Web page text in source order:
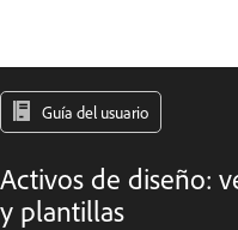
Guía del usuario
Activos de diseño:
y plantillas